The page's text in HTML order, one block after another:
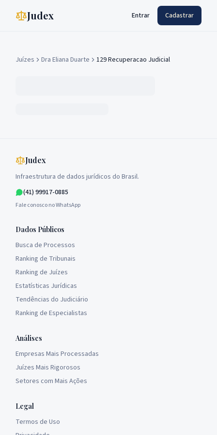
Judex Entrar Cadastrar
Juízes Dra Eliana Duarte 129 Recuperacao Judicial
Judex
Infraestrutura de dados jurídicos do Brasil.
(41) 99917-0885
Fale conosco no WhatsApp
Dados Públicos
Busca de Processos
Ranking de Tribunais
Ranking de Juízes
Estatísticas Jurídicas
Tendências do Judiciário
Ranking de Especialistas
Análises
Empresas Mais Processadas
Juízes Mais Rigorosos
Setores com Mais Ações
Legal
Termos de Uso